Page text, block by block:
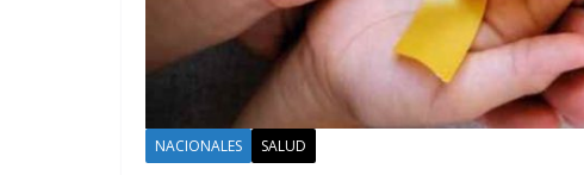
NACIONALES SALUD